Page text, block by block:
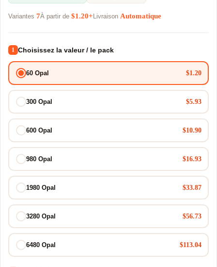
Variantes 7À partir de $1.20+ Livraison Automatique
1 Choisissez la valeur / le pack
60 Opal $1.20
300 Opal $5.93
600 Opal $10.90
980 Opal $16.93
1980 Opal $33.87
3280 Opal $56.73
6480 Opal $113.04